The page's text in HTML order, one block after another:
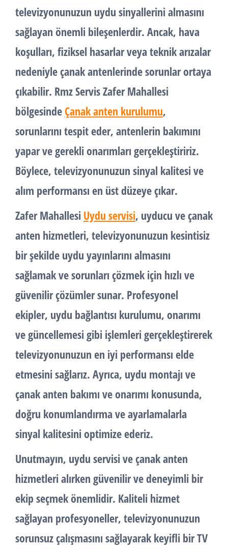
televizyonunuzun uydu sinyallerini almasını
sağlayan önemli bileşenlerdir. Ancak, hava
koşulları, fiziksel hasarlar veya teknik arızalar
nedeniyle çanak antenlerinde sorunlar ortaya
çıkabilir. Rmz Servis Zafer Mahallesi
bölgesinde Çanak anten kurulumu,
sorunlarını tespit eder, antenlerin bakımını
yapar ve gerekli onarımları gerçekleştiririz.
Böylece, televizyonunuzun sinyal kalitesi ve
alım performansı en üst düzeye çıkar.
Zafer Mahallesi Uydu servisi, uyducu ve çanak
anten hizmetleri, televizyonunuzun kesintisiz
bir şekilde uydu yayınlarını almasını
sağlamak ve sorunları çözmek için hızlı ve
güvenilir çözümler sunar. Profesyonel
ekipler, uydu bağlantısı kurulumu, onarımı
ve güncellemesi gibi işlemleri gerçekleştirerek
televizyonunuzun en iyi performansı elde
etmesini sağlarız. Ayrıca, uydu montajı ve
çanak anten bakımı ve onarımı konusunda,
doğru konumlandırma ve ayarlamalarla
sinyal kalitesini optimize ederiz.
Unutmayın, uydu servisi ve çanak anten
hizmetleri alırken güvenilir ve deneyimli bir
ekip seçmek önemlidir. Kaliteli hizmet
sağlayan profesyoneller, televizyonunuzun
sorunsuz çalışmasını sağlayarak keyifli bir TV